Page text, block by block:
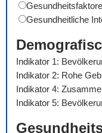
Gesundheitliche
Indikator 1:
Indikator 2: Rohe
Indikator 4:
Indikator 5: